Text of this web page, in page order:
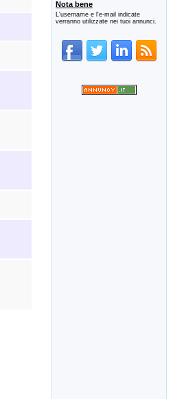
Nota bene
L'username e l'e-mail indicate
verranno utilizzate nei tuoi annunci.